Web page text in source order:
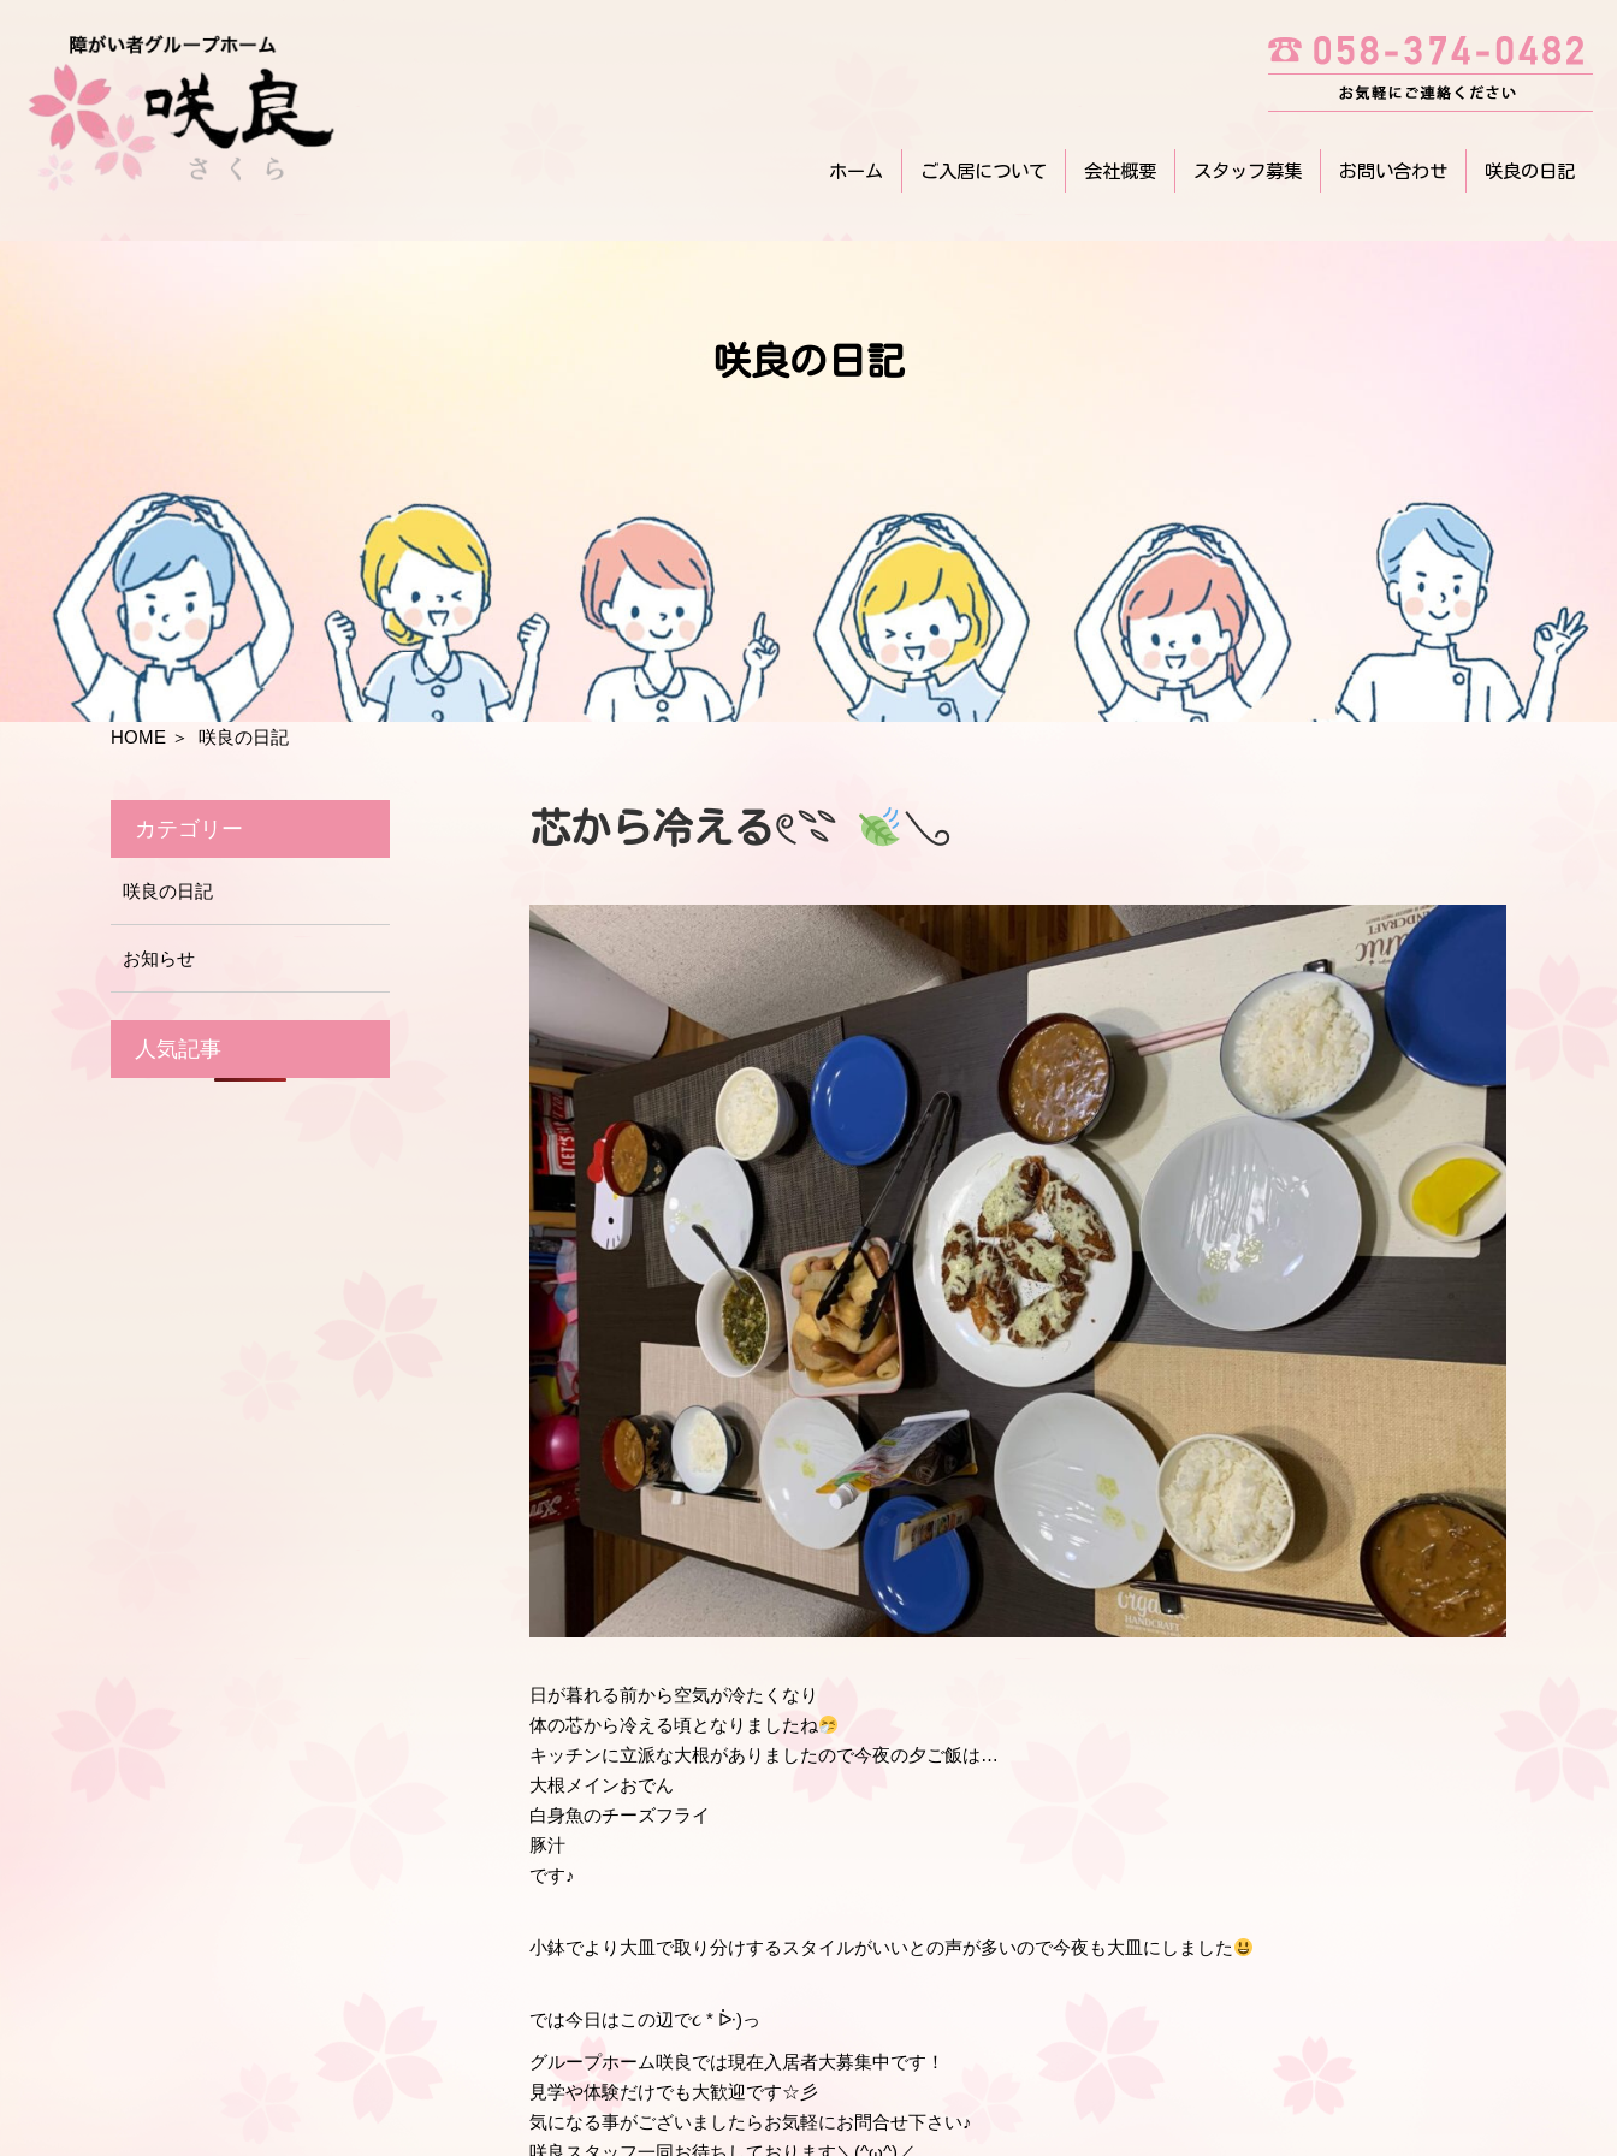
ホーム ご入居について 会社概要 スタッフ募集 お問い合わせ 咲良の日記
咲良の日記
HOME ＞ 咲良の日記
芯から冷える𓏲𓇢 𓂅
日が暮れる前から空気が冷たくなり
体の芯から冷える頃となりましたね
キッチンに立派な大根がありましたので今夜の夕ご飯は…
大根メインおでん
白身魚のチーズフライ
豚汁
です♪
小鉢でより大皿で取り分けするスタイルがいいとの声が多いので今夜も大皿にしました
では今日はこの辺で૮ * ᐕ)っ
グループホーム咲良では現在入居者大募集中です！
見学や体験だけでも大歓迎です☆彡
気になる事がございましたらお気軽にお問合せ下さい♪
咲良スタッフ一同お待ちしております＼(^ω^)／
カテゴリー
咲良の日記
お知らせ
人気記事